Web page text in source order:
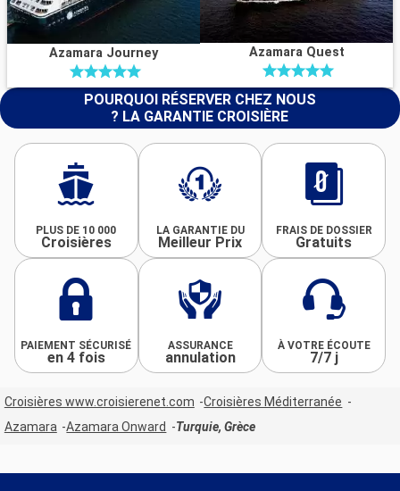
Azamara Journey Azamara Quest
POURQUOI RÉSERVER CHEZ NOUS
? LA GARANTIE CROISIÈRE
PLUS DE 10 000
Croisières
LA GARANTIE DU
Meilleur Prix
FRAIS DE DOSSIER
Gratuits
PAIEMENT SÉCURISÉ
en 4 fois
ASSURANCE
annulation
À VOTRE ÉCOUTE
7/7 j
Croisières www.croisierenet.com
Croisières Méditerranée
Azamara
Azamara Onward Turquie, Grèce